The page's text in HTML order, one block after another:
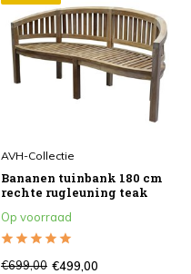
AVH-Collectie
Bananen tuinbank 180 cm
rechte rugleuning teak
Op voorraad
€699,00 €499,00